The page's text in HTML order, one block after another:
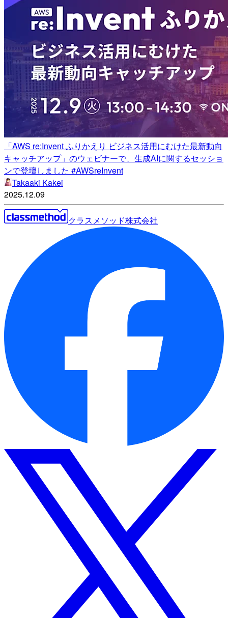
「AWS re:Invent ふりかえり ビジネス活用にむけた最新動向
キャッチアップ」のウェビナーで、生成AIに関するセッショ
ンで登壇しました #AWSreInvent
Takaaki Kakei
2025.12.09
クラスメソッド株式会社